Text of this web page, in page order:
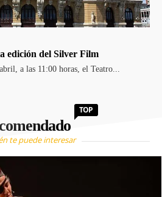
edición del Silver Film
a las 11:00 horas, el Teatro...
TOP
te puede interesar